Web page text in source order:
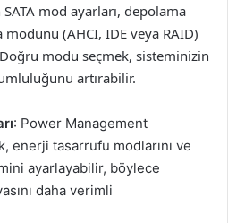
mod ayarları, depolama
modunu (AHCI, IDE veya RAID)
modu seçmek, sisteminizin
artırabilir.
: Power Management
enerji tasarrufu modlarını ve
ayarlayabilir, böylece
daha verimli